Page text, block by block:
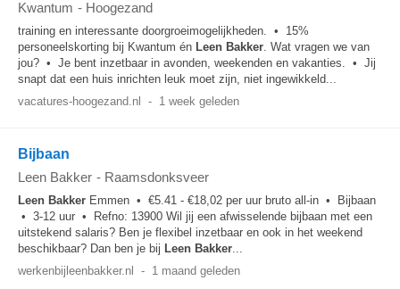
Kwantum - Hoogezand
training en interessante doorgroeimogelijkheden. • 15%
personeelskorting bij Kwantum én Leen Bakker. Wat vragen we van
jou? • Je bent inzetbaar in avonden, weekenden en vakanties. • Jij
snapt dat een huis inrichten leuk moet zijn, niet ingewikkeld...
vacatures-hoogezand.nl
- 1 week geleden
Bijbaan
Leen Bakker - Raamsdonksveer
Leen Bakker Emmen • €5.41 - €18,02 per uur bruto all-in • Bijbaan
• 3-12 uur • Refno: 13900 Wil jij een afwisselende bijbaan met een
uitstekend salaris? Ben je flexibel inzetbaar en ook in het weekend
beschikbaar? Dan ben je bij Leen Bakker...
werkenbijleenbakker.nl
- 1 maand geleden